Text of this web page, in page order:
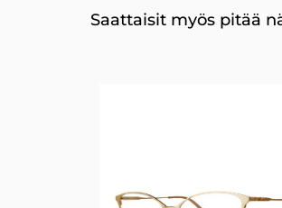
Saattaisit myös pitää